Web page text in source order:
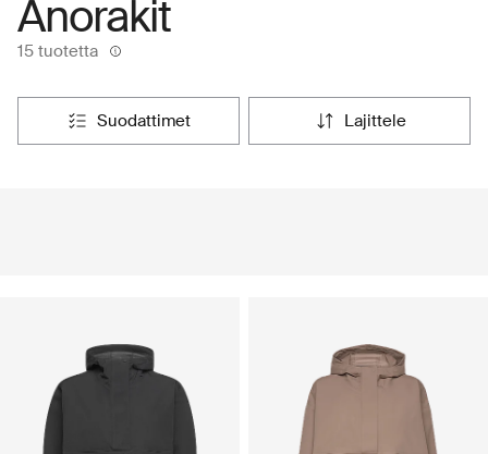
Anorakit
15 tuotetta
suodattimet lajittele